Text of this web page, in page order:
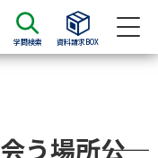
学問検索 資料請求BOX
場所――公